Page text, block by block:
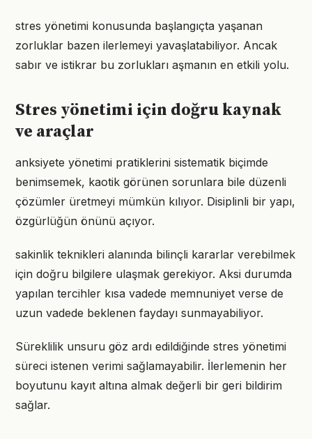
stres yönetimi konusunda başlangıçta yaşanan
zorluklar bazen ilerlemeyi yavaşlatabiliyor. Ancak
sabır ve istikrar bu zorlukları aşmanın en etkili yolu.
Stres yönetimi için doğru kaynak
ve araçlar
anksiyete yönetimi pratiklerini sistematik biçimde
benimsemek, kaotik görünen sorunlara bile düzenli
çözümler üretmeyi mümkün kılıyor. Disiplinli bir yapı,
özgürlüğün önünü açıyor.
sakinlik teknikleri alanında bilinçli kararlar verebilmek
için doğru bilgilere ulaşmak gerekiyor. Aksi durumda
yapılan tercihler kısa vadede memnuniyet verse de
uzun vadede beklenen faydayı sunmayabiliyor.
Süreklilik unsuru göz ardı edildiğinde stres yönetimi
süreci istenen verimi sağlamayabilir. İlerlemenin her
boyutunu kayıt altına almak değerli bir geri bildirim
sağlar.